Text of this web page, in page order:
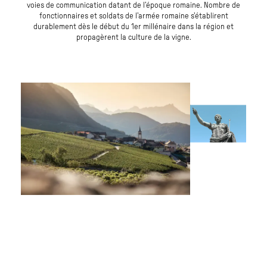
voies de communication datant de l’époque romaine. Nombre de
fonctionnaires et soldats de l’armée romaine s’établirent
durablement dès le début du 1er millénaire dans la région et
propagèrent la culture de la vigne.